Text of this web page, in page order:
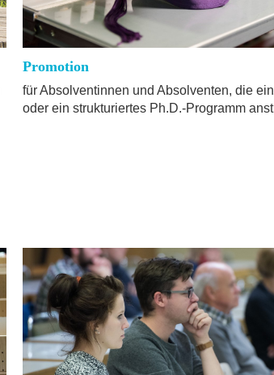
Promotion
für Absolventinnen und Absolventen, die
oder ein strukturiertes Ph.D.-Programm